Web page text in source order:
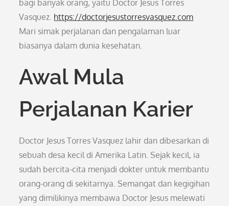
bagi banyak orang, yaitu Doctor Jesus Torres
Vasquez. https://doctorjesustorresvasquez.com
Mari simak perjalanan dan pengalaman luar
biasanya dalam dunia kesehatan.
Awal Mula
Perjalanan Karier
Doctor Jesus Torres Vasquez lahir dan dibesarkan di
sebuah desa kecil di Amerika Latin. Sejak kecil, ia
sudah bercita-cita menjadi dokter untuk membantu
orang-orang di sekitarnya. Semangat dan kegigihan
yang dimilikinya membawa Doctor Jesus melewati